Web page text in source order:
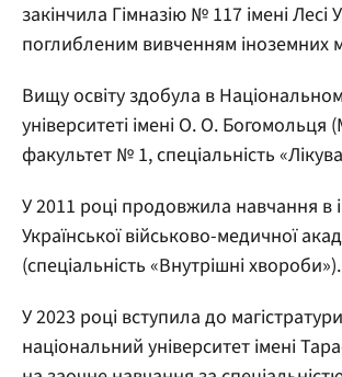
закінчила Гімназію № 117 імені Лесі
поглибленим вивченням іноземних
Вищу освіту здобула в
університеті імені О. О. Богомольця
факультет № 1, спеціальність
У 2011 році продовжила навчання в
Української військово-медичної
(спеціальність «Внутрішні хвороби»).
У 2023 році вступила до
національний університет імені